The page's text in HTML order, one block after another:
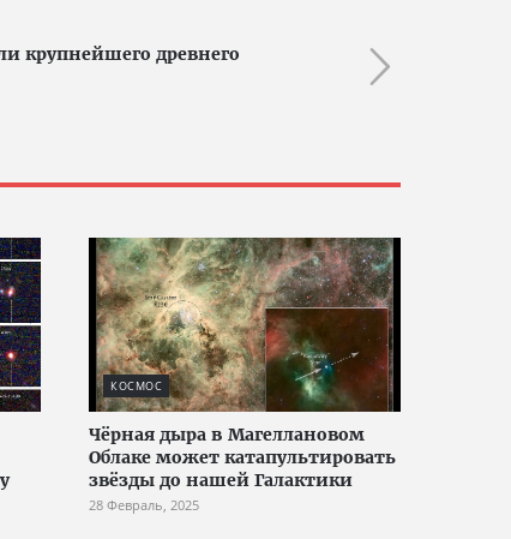
крупнейшего древнего
КОСМОС
Чёрная дыра в Магеллановом
Облаке может катапультировать
звёзды до нашей Галактики
28 Февраль, 2025